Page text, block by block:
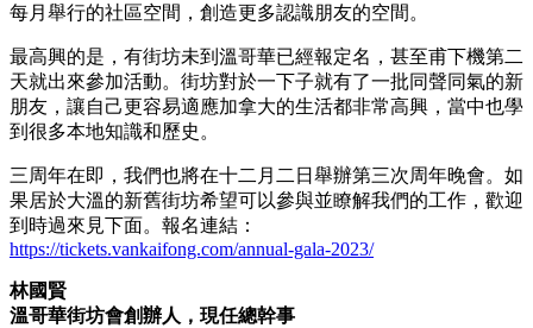
每月舉行的社區空間，創造更多認識朋友的空間。
最高興的是，有街坊未到溫哥華已經報定名，甚至甫下機第二
天就出來參加活動。街坊對於一下子就有了一批同聲同氣的新
朋友，讓自己更容易適應加拿大的生活都非常高興，當中也學
到很多本地知識和歷史。
三周年在即，我們也將在十二月二日舉辦第三次周年晚會。如
果居於大溫的新舊街坊希望可以參與並瞭解我們的工作，歡迎
到時過來見下面。報名連結：
https://tickets.vankaifong.com/annual-gala-2023/
林國賢
溫哥華街坊會創辦人，現任總幹事